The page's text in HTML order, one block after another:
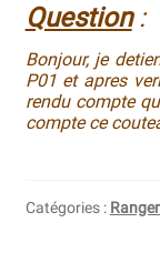
Question :
Bonjour, je
P01 et apres
rendu compte
compte ce
Catégories :